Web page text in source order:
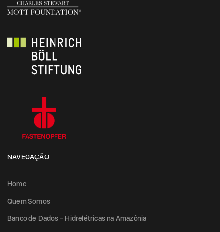
NAVEGAÇÃO
Home
Quem Somos
Banco de Dados – Hidrelétricas na Amazônia